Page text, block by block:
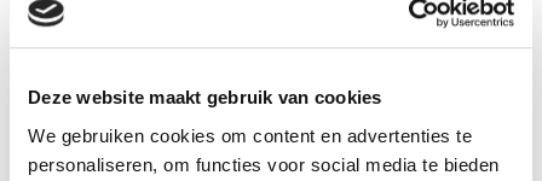
Deze website maakt gebruik van cookies
We gebruiken cookies om content en advertenties te
personaliseren, om functies voor social media te bieden
Wat is echografie bij
fysiotherapie?